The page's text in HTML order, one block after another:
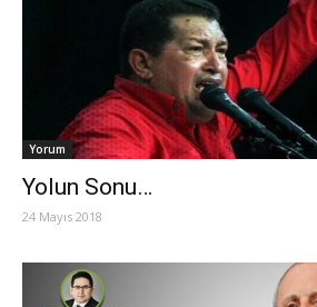
Yorum
Yolun Sonu…
24 Mayıs 2018